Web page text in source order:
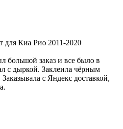
для Киа Рио 2011-2020
большой заказ и все было в
с дыркой. Заклеила чёрным
с Яндекс доставкой,